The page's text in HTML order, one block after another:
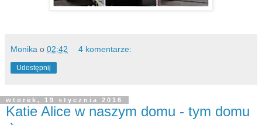
Monika o 02:42 4 komentarze:
Udostępnij
wtorek, 19 stycznia 2016
Katie Alice w naszym domu - tym domu